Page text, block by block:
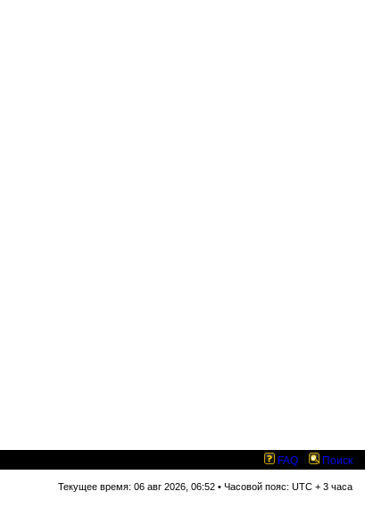
FAQ Поиск
Текущее время: 06 авг 2026, 06:52 • Часовой пояс: UTC + 3 часа